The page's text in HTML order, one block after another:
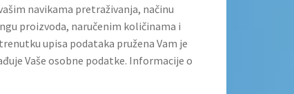
navikama pretraživanja, načinu
proizvoda, naručenim količinama i
upisa podataka pružena Vam je
Vaše osobne podatke. Informacije o